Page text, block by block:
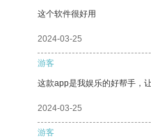
这个软件很好用
2024-03-25
游客
这款app是我娱乐的好帮手，
2024-03-25
游客